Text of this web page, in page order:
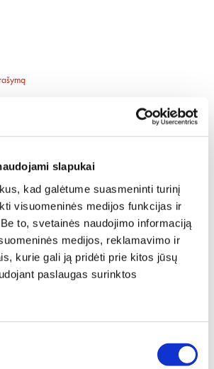
slapukai
kad galėtume suasmeninti turinį
visuomeninės medijos funkcijas ir
to, svetainės naudojimo informaciją
medijos, reklamavimo ir
kurie gali ją pridėti prie kitos jūsų
paslaugas surinktos
/ Registruotis
Rašyti užklausą
parduotuvę